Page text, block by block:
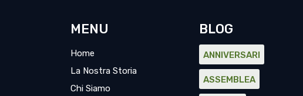
MENU
Home
La Nostra Storia
Chi Siamo
BLOG
ANNIVERSARI
ASSEMBLEA